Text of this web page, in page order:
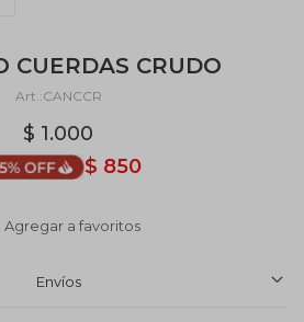
CUERDAS CRUDO
CANCCR
$ 1.000
$ 850
Envíos